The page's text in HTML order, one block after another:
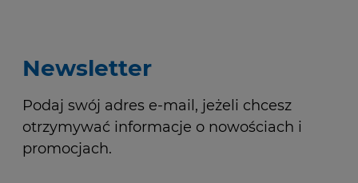
Newsletter
Podaj swój adres e-mail, jeżeli chcesz
otrzymywać informacje o nowościach i
promocjach.